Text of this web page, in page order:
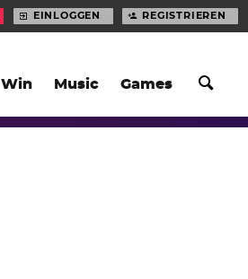
Win Music Games
EINLOGGEN REGISTRIEREN